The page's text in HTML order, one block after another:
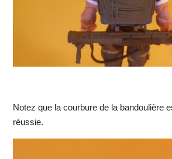
Notez que la courbure de la bandoulière
réussie.